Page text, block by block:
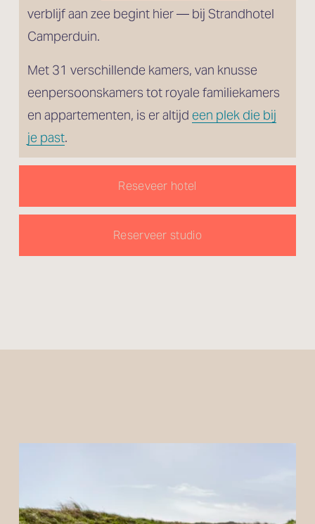
verblijf aan zee begint hier — bij Strandhotel
Camperduin.
Met 31 verschillende kamers, van knusse
eenpersoonskamers tot royale familiekamers
en appartementen, is er altijd een plek die bij
je past.
Reseveer hotel
Reserveer studio